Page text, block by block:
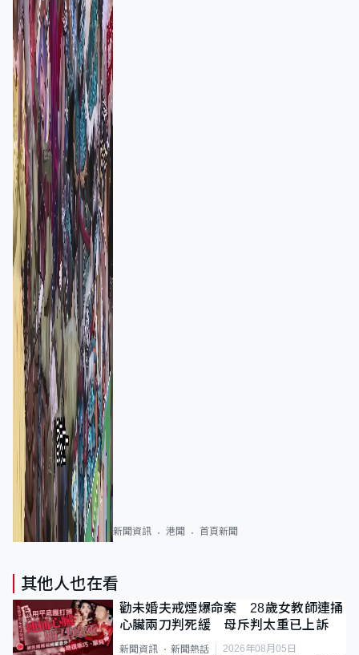
新聞資訊 港聞 首頁新聞
其他人也在看
勸未婚夫戒煙爆命案 28歲女教師連捅
心臟兩刀判死緩 母斥判太重已上訴
新聞資訊 新聞熱話 2026年08月05日